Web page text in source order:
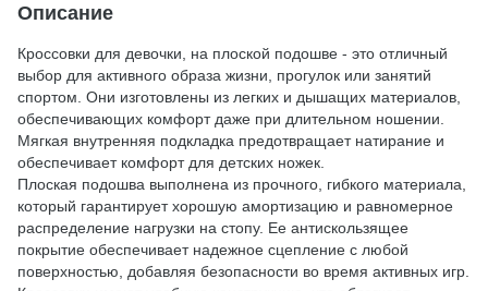
Описание
Кроссовки для девочки, на плоской подошве - это отличный
выбор для активного образа жизни, прогулок или занятий
спортом. Они изготовлены из легких и дышащих материалов,
обеспечивающих комфорт даже при длительном ношении.
Мягкая внутренняя подкладка предотвращает натирание и
обеспечивает комфорт для детских ножек.
Плоская подошва выполнена из прочного, гибкого материала,
который гарантирует хорошую амортизацию и равномерное
распределение нагрузки на стопу. Ее антискользящее
покрытие обеспечивает надежное сцепление с любой
поверхностью, добавляя безопасности во время активных игр.